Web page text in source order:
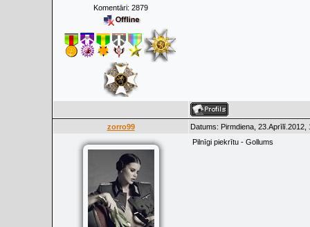
Komentāri: 2879
zorro99 Datums: Pirmdiena,
Pilnīgi piekrītu - Gollums